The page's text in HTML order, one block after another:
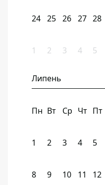
24 25 26 27 28
1 2 3 4 5
Липень
Пн Вт Ср Чт Пт
1 2 3 4 5
8 9 10 11 12